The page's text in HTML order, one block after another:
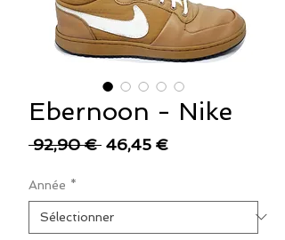
Ebernoon - Nike
92,90 € Prix
46,45 €Prix
Année *